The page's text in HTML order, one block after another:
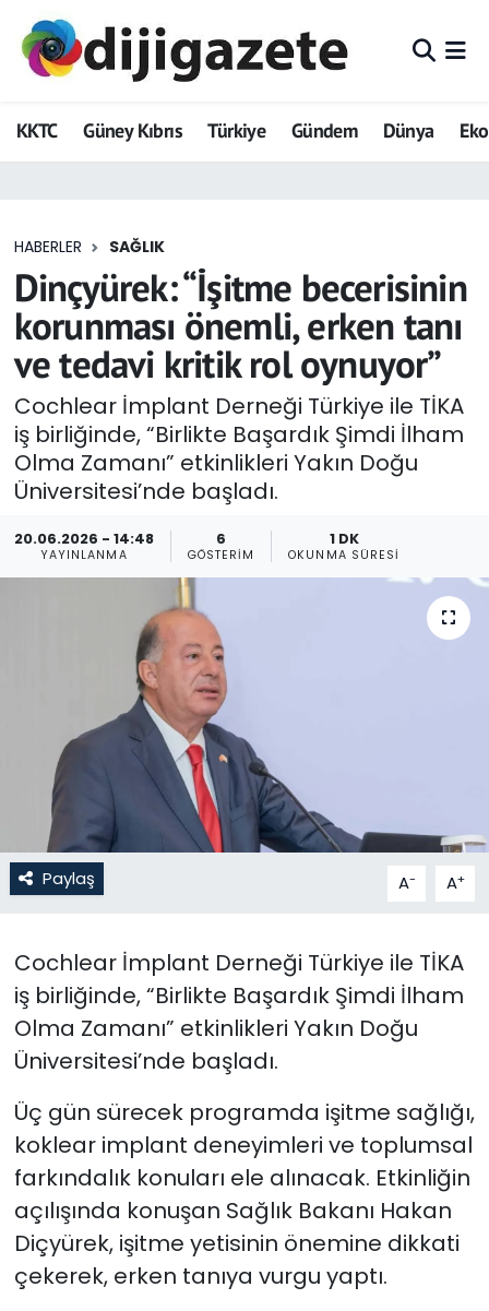
KKTC Güney Kıbrıs Türkiye Gündem Dünya
HABERLER SAĞLIK
Dinçyürek: “İşitme becerisinin
korunması önemli, erken tanı
ve tedavi kritik rol oynuyor”
Cochlear İmplant Derneği Türkiye ile TİKA
iş birliğinde, “Birlikte Başardık Şimdi İlham
Olma Zamanı” etkinlikleri Yakın Doğu
Üniversitesi’nde başladı.
20.06.2026 - 14:48
YAYINLANMA
6
GÖSTERIM
1 DK
OKUNMA SÜRESI
Paylaş A- A+
Cochlear İmplant Derneği Türkiye ile TİKA
iş birliğinde, “Birlikte Başardık Şimdi İlham
Olma Zamanı” etkinlikleri Yakın Doğu
Üniversitesi’nde başladı.
Üç gün sürecek programda işitme sağlığı,
koklear implant deneyimleri ve toplumsal
farkındalık konuları ele alınacak. Etkinliğin
açılışında konuşan Sağlık Bakanı Hakan
Diçyürek, işitme yetisinin önemine dikkati
çekerek, erken tanıya vurgu yaptı.
ADVERTORIAL
Dijigazete
Eğitim
Ekonomi
Foto Galeri
GEZİ
Güncel
Gündem
KKTC
KKTC YEREL SEÇİM 2018
Kültür Sanat
Magazin
Moda
Nöbetçi Eczaneler
Politika
SAĞLIK
Teknoloji
TÜRKiYE
Video Galeri
Hava Durumu
Trafik Durumu
Tüm Manşetler
Son Dakika Haberleri
Haber Arşivi